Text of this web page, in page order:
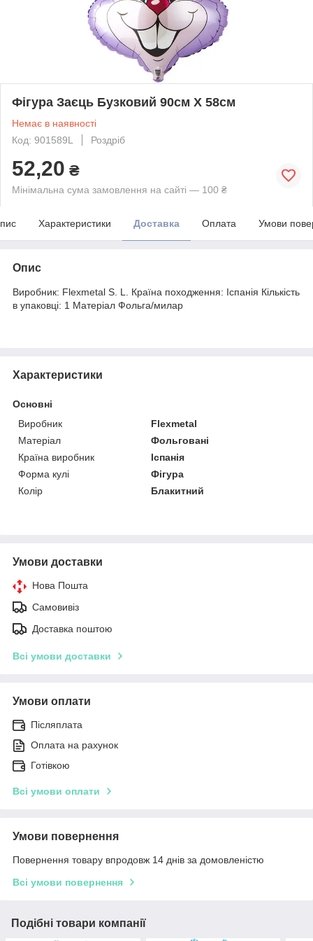
Фігура Заєць Бузковий 90см Х 58см
Немає в наявності
Код: 901589L
Роздріб
52,20 ₴
Мінімальна сума замовлення на сайті — 100 ₴
Характеристики Доставка Оплата Умови
Опис
Виробник: Flexmetal S. L. Країна походження: Іспанія Кількість
в упаковці: 1 Матеріал Фольга/милар
Характеристики
Основні
Виробник
Flexmetal
Матеріал
Фольговані
Країна виробник
Іспанія
Форма кулі
Фігура
Колір
Блакитний
Умови доставки
Нова Пошта
Самовивіз
Доставка поштою
Всі умови доставки
Умови оплати
Післяплата
Оплата на рахунок
Готівкою
Всі умови оплати
Умови повернення
Повернення товару впродовж 14 днів за домовленістю
Всі умови повернення
Подібні товари компанії